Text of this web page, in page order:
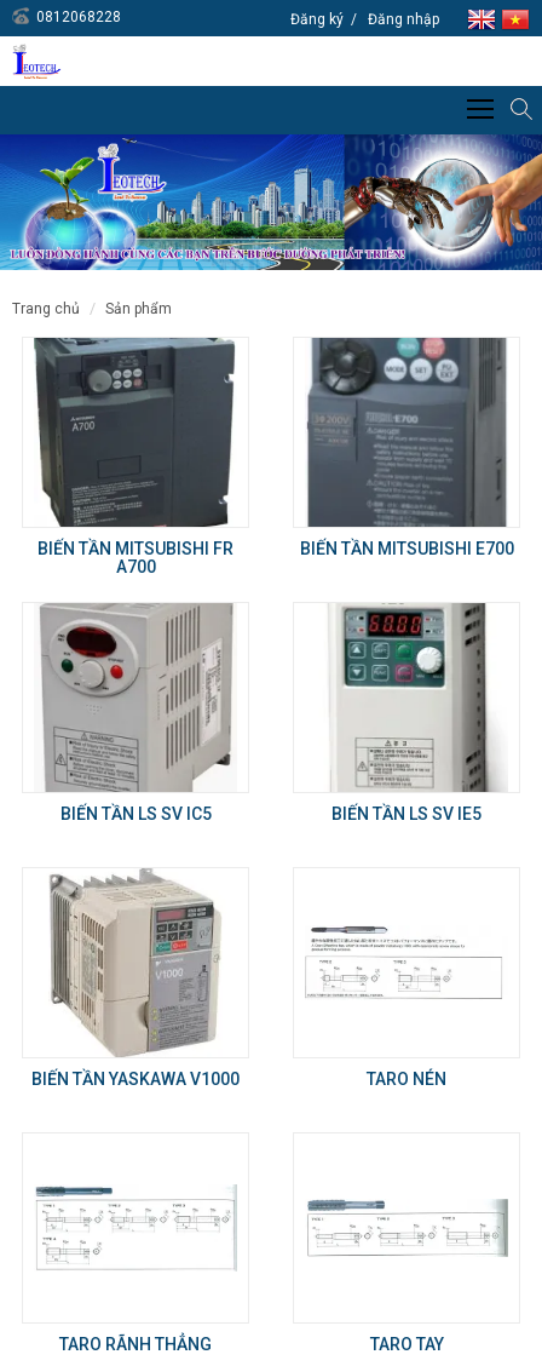
0812068228 Đăng ký Đăng nhập
trang chủ sản phẩm
BIẾN TẦN MITSUBISHI FR
A700
BIẾN TẦN MITSUBISHI E700
BIẾN TẦN LS SV IC5 BIẾN TẦN LS SV IE5
BIẾN TẦN YASKAWA V1000 TARO NÉN
TARO RÃNH THẲNG TARO TAY